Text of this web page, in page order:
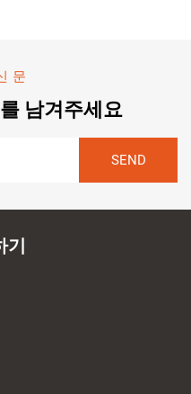
문
남겨주세요
기